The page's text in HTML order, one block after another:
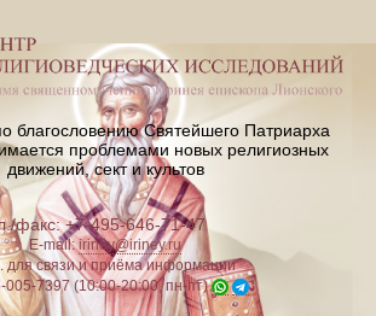
благословению Святейшего Патриарха
проблемами новых религиозных
движений, сект и культов
факс: +7-495-646-71-47
E-mail:iriney@iriney.ru
для связи и приёма информации
005-7397 (10:00-20:00, пн-пт)